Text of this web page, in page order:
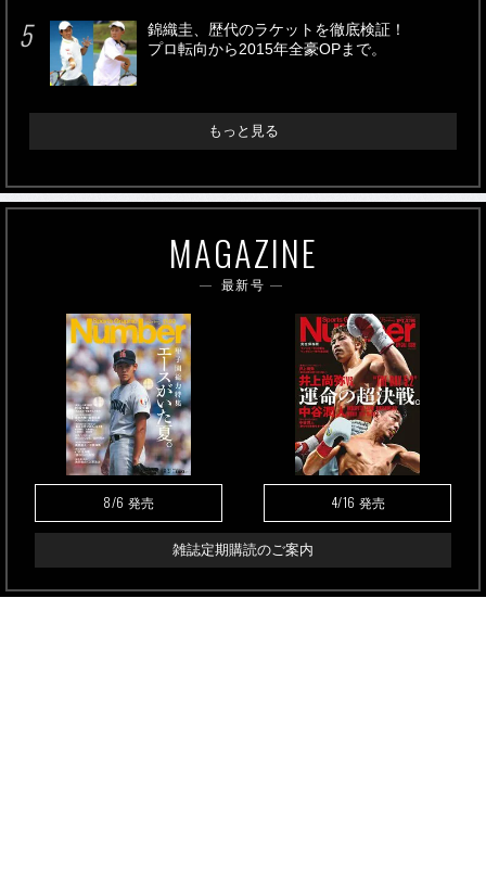
錦織圭、歴代のラケットを徹底検証！
プロ転向から2015年全豪OPまで。
もっと見る
MAGAZINE
最新号
8/6 発売 4/16 発売
雑誌定期購読のご案内